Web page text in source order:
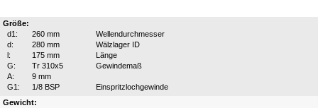
Größe:
d1:
260 mm
Wellendurchmesser
d:
280 mm
Wälzlager ID
l:
175 mm
Länge
G:
Tr 310x5
Gewindemaß
A:
9 mm
G1:
1/8 BSP
Einspritzlochgewinde
Gewicht: